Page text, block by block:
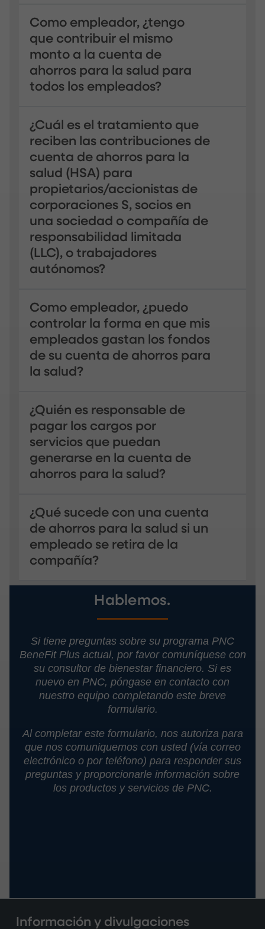
Como empleador, ¿tengo
que contribuir el mismo
monto a la cuenta de
ahorros para la salud para
todos los empleados?
¿Cuál es el tratamiento que
reciben las contribuciones de
cuenta de ahorros para la
salud (HSA) para
propietarios/accionistas de
corporaciones S, socios en
una sociedad o compañía de
responsabilidad limitada
(LLC), o trabajadores
autónomos?
Como empleador, ¿puedo
controlar la forma en que mis
empleados gastan los fondos
de su cuenta de ahorros para
la salud?
¿Quién es responsable de
pagar los cargos por
servicios que puedan
generarse en la cuenta de
ahorros para la salud?
¿Qué sucede con una cuenta
de ahorros para la salud si un
empleado se retira de la
compañía?
Hablemos.
Si tiene preguntas sobre su programa PNC
BeneFit Plus actual, por favor comuníquese con
su consultor de bienestar financiero. Si es
nuevo en PNC, póngase en contacto con
nuestro equipo completando este breve
formulario.
Al completar este formulario, nos autoriza para
que nos comuniquemos con usted (vía correo
electrónico o por teléfono) para responder sus
preguntas y proporcionarle información sobre
los productos y servicios de PNC.
Información y divulgaciones